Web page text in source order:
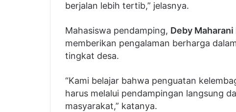
berjalan lebih tertib,” jelasnya.
Mahasiswa pendamping, Deby
memberikan pengalaman berharga
tingkat desa.
“Kami belajar bahwa penguatan
harus melalui pendampingan langsung
masyarakat,” katanya.